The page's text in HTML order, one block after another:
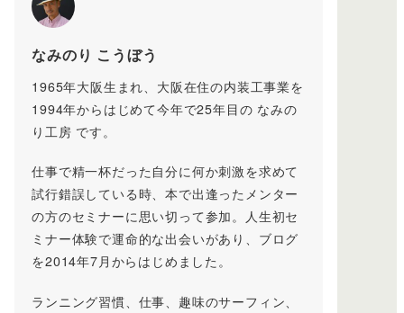
なみのり こうぼう
1965年大阪生まれ、大阪在住の内装工事業を
1994年からはじめて今年で25年目の なみの
り工房 です。
仕事で精一杯だった自分に何か刺激を求めて
試行錯誤している時、本で出逢ったメンター
の方のセミナーに思い切って参加。人生初セ
ミナー体験で運命的な出会いがあり、ブログ
を2014年7月からはじめました。
ランニング習慣、仕事、趣味のサーフィン、